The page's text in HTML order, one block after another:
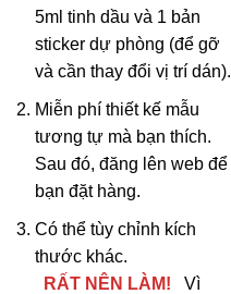
5ml tinh dầu và 1 bản
sticker dự phòng (để gỡ
và cần thay đổi vị trí dán).
Miễn phí thiết kế mẫu
tương tự mà bạn thích.
Sau đó, đăng lên web để
bạn đặt hàng.
Có thể tùy chỉnh kích
thước khác.
RẤT NÊN LÀM!
Vì